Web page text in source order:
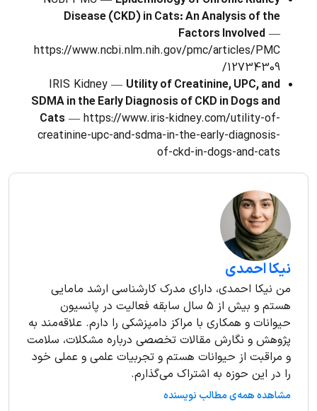
Disease (CKD) in Cats: An Analysis of the
Factors Involved —
https://www.ncbi.nlm.nih.gov/pmc/articles/PMC
12734309/
IRIS Kidney — Utility of Creatinine, UPC, and
SDMA in the Early Diagnosis of CKD in Dogs and
Cats — https://www.iris-kidney.com/utility-of-
creatinine-upc-and-sdma-in-the-early-diagnosis-
of-ckd-in-dogs-and-cats
نیکا احمدی
من نیکا احمدی، دارای مدرک کارشناسی ارشد مامایی
هستم و بیش از ۵ سال سابقه فعالیت در پانسیون
حیوانات و همکاری با مراکز دامپزشکی را دارم. علاقه‌مند به
پژوهش و نگارش مقالات تخصصی درباره مشکلات، سلامت
و مراقبت از حیوانات هستم و تجربیات علمی و عملی خود
را در این حوزه به اشتراک می‌گذارم.
مشاهده همه‌ی مطالب نویسنده